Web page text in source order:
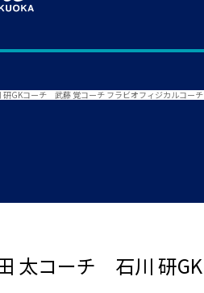
GKコーチ 武藤 覚コーチ フラビオフィジカルコー
太コーチ 石川 研